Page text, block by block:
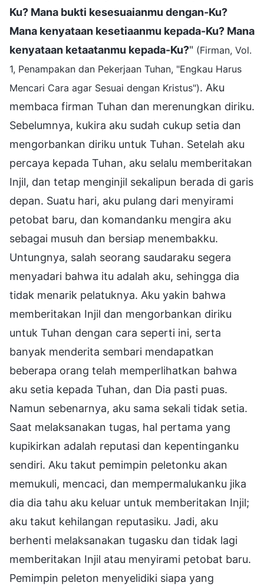
Ku? Mana bukti kesesuaianmu dengan-Ku?
Mana kenyataan kesetiaanmu kepada-Ku? Mana
kenyataan ketaatanmu kepada-Ku?" (Firman, Vol.
1, Penampakan dan Pekerjaan Tuhan, "Engkau Harus
Mencari Cara agar Sesuai dengan Kristus"). Aku
membaca firman Tuhan dan merenungkan diriku.
Sebelumnya, kukira aku sudah cukup setia dan
mengorbankan diriku untuk Tuhan. Setelah aku
percaya kepada Tuhan, aku selalu memberitakan
Injil, dan tetap menginjil sekalipun berada di garis
depan. Suatu hari, aku pulang dari menyirami
petobat baru, dan komandanku mengira aku
sebagai musuh dan bersiap menembakku.
Untungnya, salah seorang saudaraku segera
menyadari bahwa itu adalah aku, sehingga dia
tidak menarik pelatuknya. Aku yakin bahwa
memberitakan Injil dan mengorbankan diriku
untuk Tuhan dengan cara seperti ini, serta
banyak menderita sembari mendapatkan
beberapa orang telah memperlihatkan bahwa
aku setia kepada Tuhan, dan Dia pasti puas.
Namun sebenarnya, aku sama sekali tidak setia.
Saat melaksanakan tugas, hal pertama yang
kupikirkan adalah reputasi dan kepentinganku
sendiri. Aku takut pemimpin peletonku akan
memukuli, mencaci, dan mempermalukanku jika
dia dia tahu aku keluar untuk memberitakan Injil;
aku takut kehilangan reputasiku. Jadi, aku
berhenti melaksanakan tugasku dan tidak lagi
memberitakan Injil atau menyirami petobat baru.
Pemimpin peleton menyelidiki siapa yang